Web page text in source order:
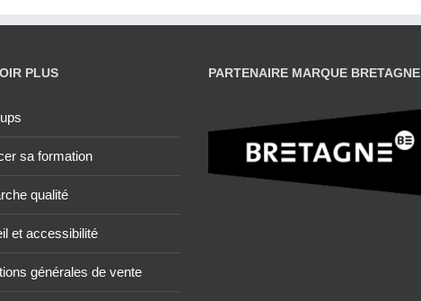
PLUS
sa formation
qualité
et accessibilité
générales de vente
PARTENAIRE MARQUE BRETAGNE